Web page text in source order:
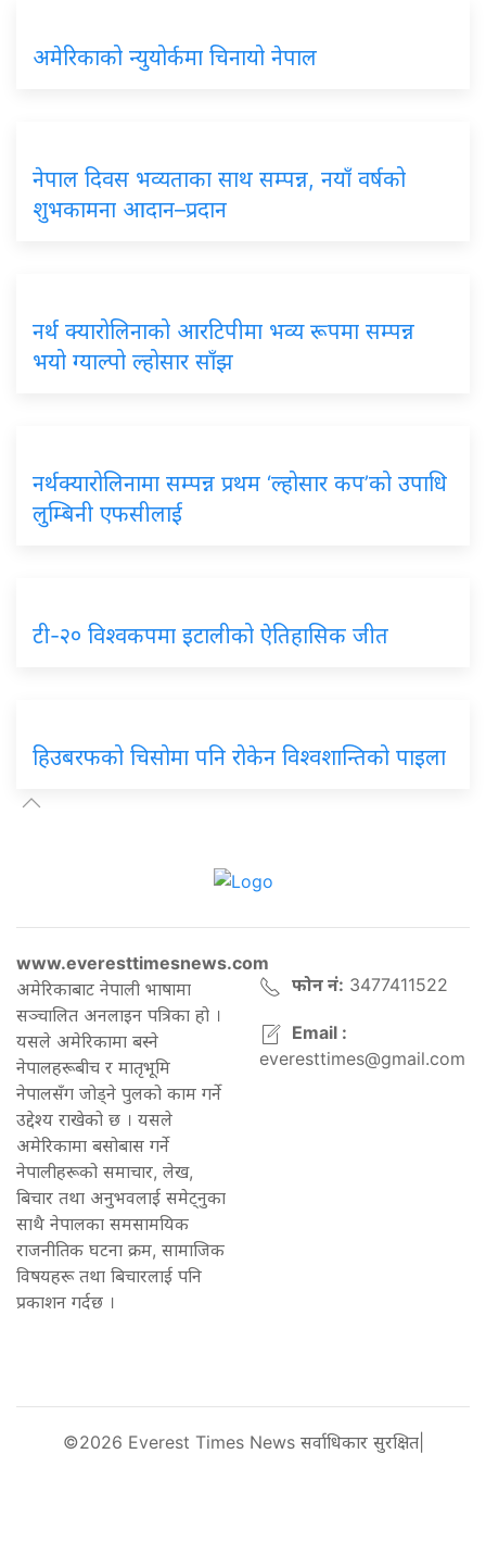
अमेरिकाको न्युयोर्कमा चिनायो नेपाल
नेपाल दिवस भव्यताका साथ सम्पन्न, नयाँ वर्षको
शुभकामना आदान–प्रदान
नर्थ क्यारोलिनाको आरटिपीमा भव्य रूपमा सम्पन्न
भयो ग्याल्पो ल्होसार साँझ
नर्थक्यारोलिनामा सम्पन्न प्रथम ‘ल्होसार कप’को उपाधि
लुम्बिनी एफसीलाई
टी-२० विश्वकपमा इटालीको ऐतिहासिक जीत
हिउबरफको चिसोमा पनि रोकेन विश्वशान्तिको पाइला
www.everesttimesnews.com
अमेरिकाबाट नेपाली भाषामा
सञ्चालित अनलाइन पत्रिका हो ।
यसले अमेरिकामा बस्ने
नेपालहरूबीच र मातृभूमि
नेपालसँग जोड्ने पुलको काम गर्ने
उद्देश्य राखेको छ । यसले
अमेरिकामा बसोबास गर्ने
नेपालीहरूको समाचार, लेख,
बिचार तथा अनुभवलाई समेट्नुका
साथै नेपालका समसामयिक
राजनीतिक घटना क्रम, सामाजिक
विषयहरू तथा बिचारलाई पनि
प्रकाशन गर्दछ ।
फोन नं: 3477411522
Email :
everesttimes@gmail.com
©2026 Everest Times News सर्वाधिकार सुरक्षित|